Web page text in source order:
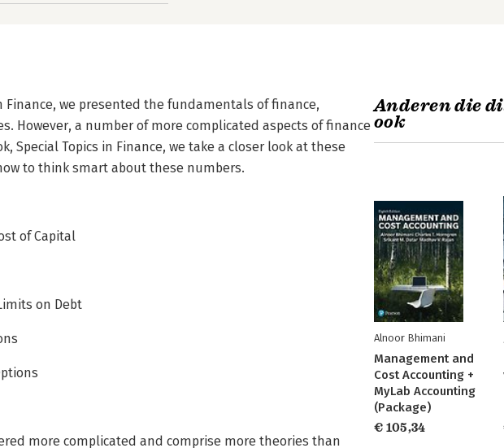
Finance, we presented the fundamentals of finance,
However, a number of more complicated aspects of finance
Special Topics in Finance, we take a closer look at these
to think smart about these numbers.
of Capital
on Debt
more complicated and comprise more theories than
Anderen die
ook
Alnoor Bhimani
Management and
Cost Accounting +
MyLab Accounting
(Package)
€ 105,34